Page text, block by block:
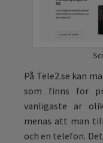
På Tele2.se kan
som finns för
vanligaste är
menas att man
och en telefon.